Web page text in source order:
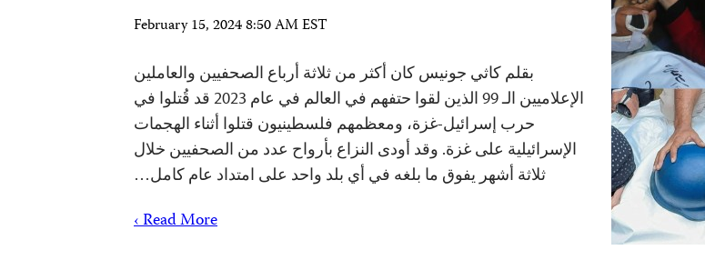
February 15, 2024 8:50 AM EST
بقلم كاثي جونيس كان أكثر من ثلاثة أرباع الصحفيين والعاملين
الإعلاميين الـ 99 الذين لقوا حتفهم في العالم في عام 2023 قد قُتلوا في
حرب إسرائيل-غزة، ومعظمهم فلسطينيون قتلوا أثناء الهجمات
الإسرائيلية على غزة. وقد أودى النزاع بأرواح عدد من الصحفيين خلال
ثلاثة أشهر يفوق ما بلغه في أي بلد واحد على امتداد عام كامل…
Read More ›